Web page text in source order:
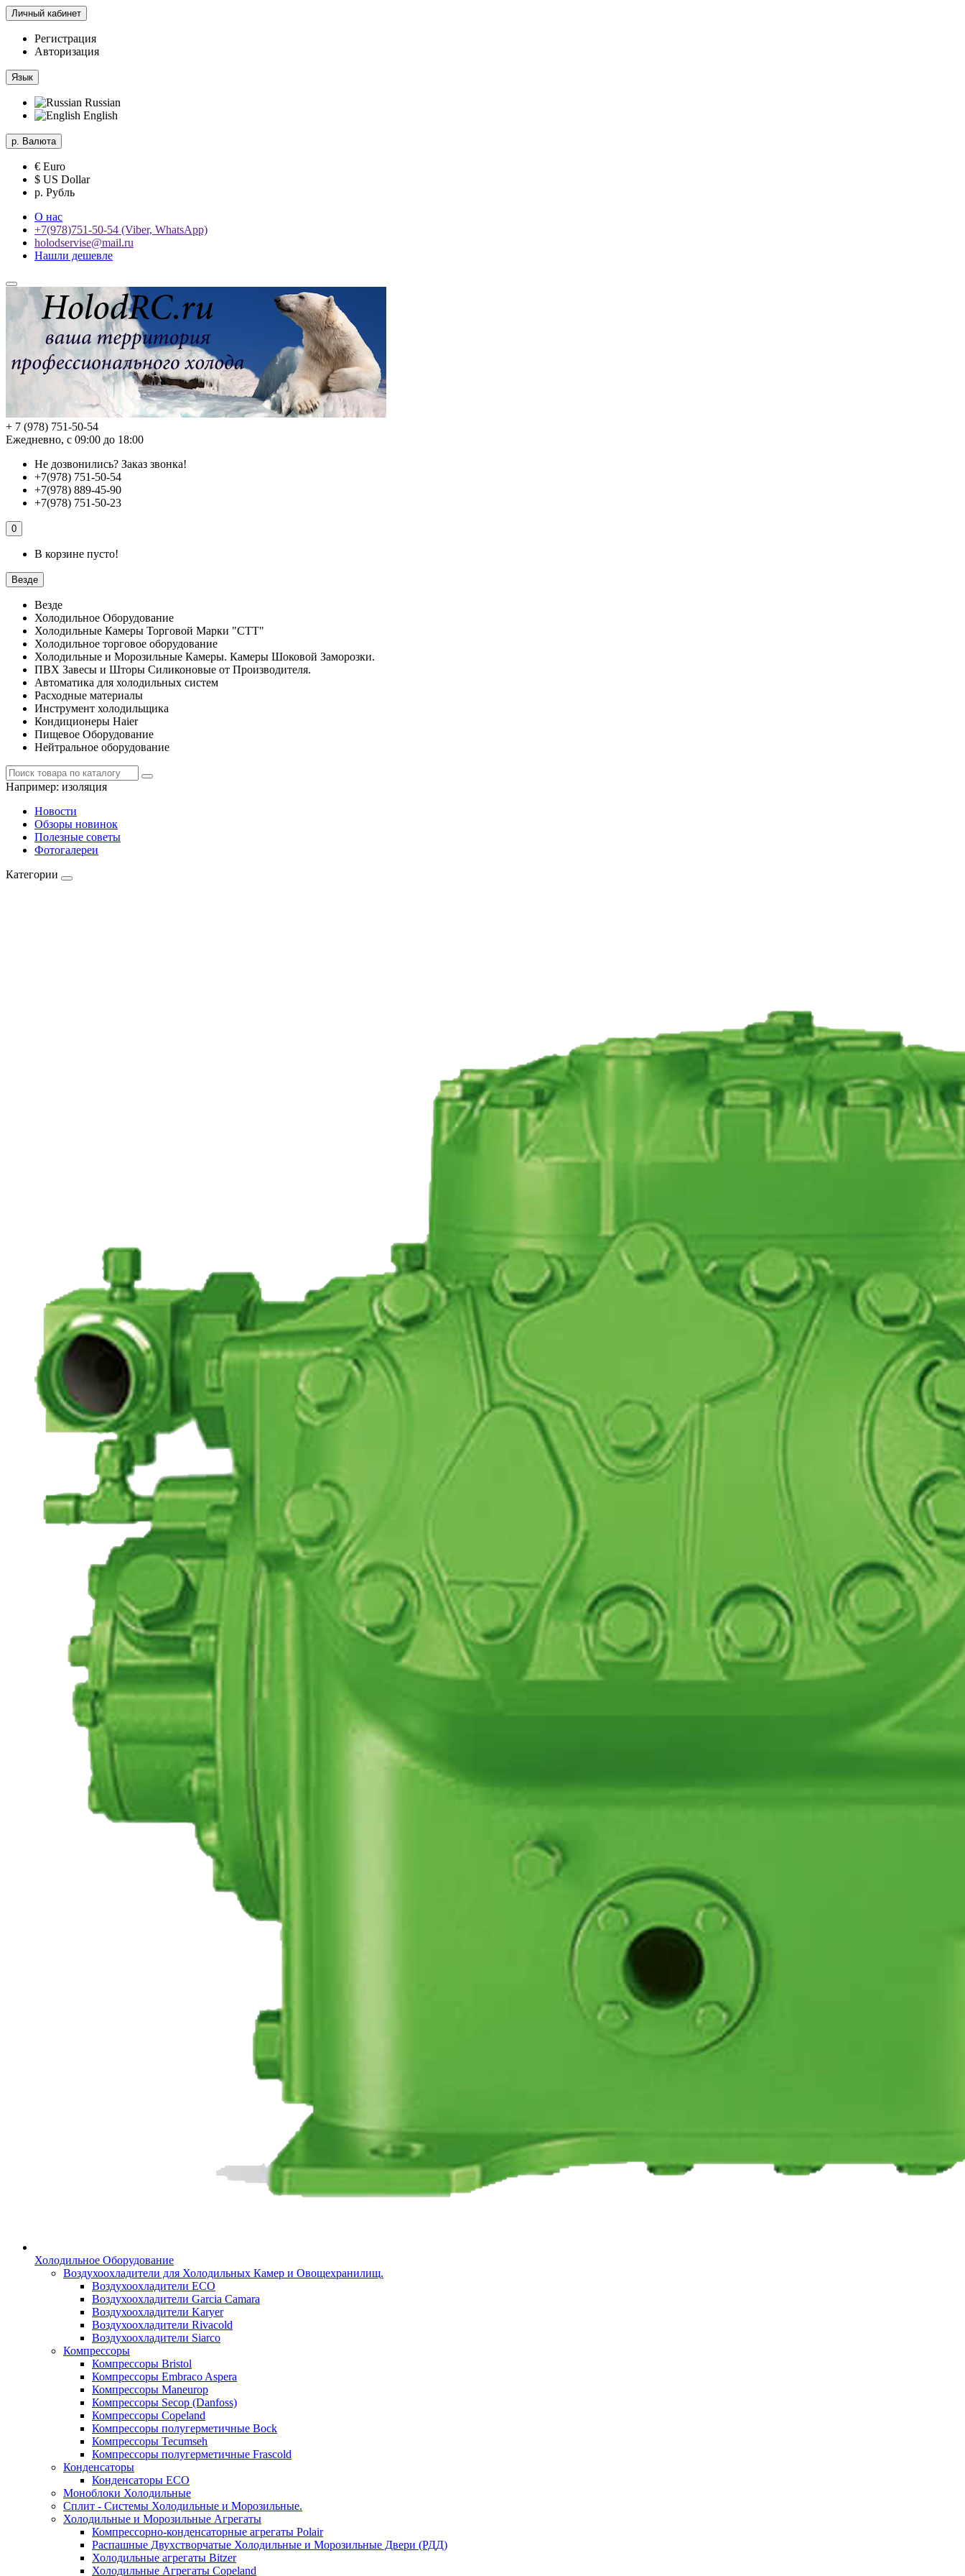
Личный кабинет
Регистрация
Авторизация
Язык
Russian
English
р. Валюта
€ Euro
$ US Dollar
р. Рубль
О нас
+7(978)751-50-54 (Viber, WhatsApp)
holodservise@mail.ru
Нашли дешевле
+ 7 (978) 751-50-54
Ежедневно, с 09:00 до 18:00
Не дозвонились? Заказ звонка!
+7(978) 751-50-54
+7(978) 889-45-90
+7(978) 751-50-23
0
В корзине пусто!
Везде
Везде
Холодильное Оборудование
Холодильные Камеры Торговой Марки "СТТ"
Холодильное торговое оборудование
Холодильные и Морозильные Камеры. Камеры Шоковой Заморозки.
ПВХ Завесы и Шторы Силиконовые от Производителя.
Автоматика для холодильных систем
Расходные материалы
Инструмент холодильщика
Кондиционеры Haier
Пищевое Оборудование
Нейтральное оборудование
Например: изоляция
Новости
Обзоры новинок
Полезные советы
Фотогалереи
Категории
Холодильное Оборудование
Воздухоохладители для Холодильных Камер и Овощехранилищ.
Воздухоохладители ECO
Воздухоохладители Garcia Camara
Воздухоохладители Karyer
Воздухоохладители Rivacold
Воздухоохладители Siarco
Компрессоры
Компрессоры Bristol
Компрессоры Embraco Aspera
Компрессоры Maneurop
Компрессоры Secop (Danfoss)
Компрессоры Copeland
Компрессоры полугерметичные Bock
Компрессоры Tecumseh
Компрессоры полугерметичные Frascold
Конденсаторы
Конденсаторы ECO
Моноблоки Холодильные
Сплит - Системы Холодильные и Морозильные.
Холодильные и Морозильные Агрегаты
Компрессорно-конденсаторные агрегаты Polair
Распашные Двухстворчатые Холодильные и Морозильные Двери (РДД)
Холодильные агрегаты Bitzer
Холодильные Агрегаты Copeland